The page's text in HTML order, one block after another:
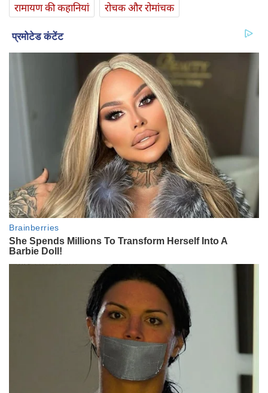
रामायण की कहानियां
रोचक और रोमांचक